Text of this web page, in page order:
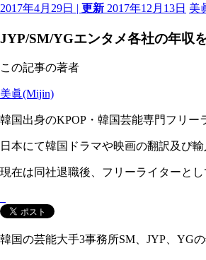
2017年4月29日 | 更新 2017年12月13日 美
JYP/SM/YGエンタメ各社の年収
この記事の著者
美眞(Mijin)
韓国出身のKPOP・韓国芸能専門フリー
日本にて韓国ドラマや映画の翻訳及び
現在は同社退職後、フリーライターと
韓国の芸能大手3事務所SM、JYP、YG